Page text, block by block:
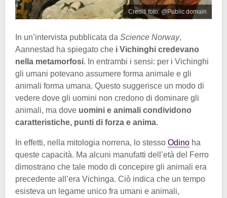
Crediti foto: @Public domain
In un’intervista pubblicata da Science Norway,
Aannestad ha spiegato che i Vichinghi credevano
nella metamorfosi. In entrambi i sensi: per i Vichinghi
gli umani potevano assumere forma animale e gli
animali forma umana. Questo suggerisce un modo di
vedere dove gli uomini non credono di dominare gli
animali, ma dove uomini e animali condividono
caratteristiche, punti di forza e anima.
In effetti, nella mitologia norrena, lo stesso Odino ha
queste capacità. Ma alcuni manufatti dell’età del Ferro
dimostrano che tale modo di concepire gli animali era
precedente all’era Vichinga. Ciò indica che un tempo
esisteva un legame unico fra umani e animali,